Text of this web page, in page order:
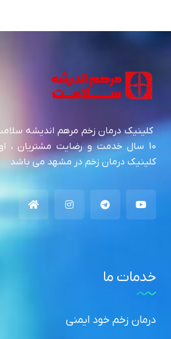
کلینیک درمان زخم مرهم اندیشه سلامت
10 سال خدمت و رضایت مشتریان
کلینیک درمان زخم در مشهد می باشد
خدمات ما
درمان زخم خود ایمنی